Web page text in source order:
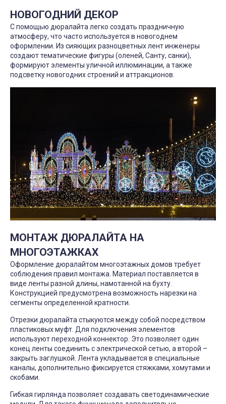
НОВОГОДНИЙ ДЕКОР
С помощью дюралайта легко создать праздничную
атмосферу, что часто используется в новогоднем
оформлении. Из сияющих разноцветных лент инженеры
создают тематические фигуры (оленей, Санту, санки),
формируют элементы уличной иллюминации, а также
подсветку новогодних строений и аттракционов.
МОНТАЖ ДЮРАЛАЙТА НА
МНОГОЭТАЖКАХ
Оформление дюралайтом многоэтажных домов требует
соблюдения правил монтажа. Материал поставляется в
виде ленты разной длины, намотанной на бухту.
Конструкцией предусмотрена возможность нарезки на
сегменты определенной кратности.
Отрезки дюралайта стыкуются между собой посредством
пластиковых муфт. Для подключения элементов
используют переходной коннектор. Это позволяет один
конец ленты соединить с электрической сетью, а второй –
закрыть заглушкой. Лента укладывается в специальные
каналы, дополнительно фиксируется стяжками, хомутами и
скобами.
Гибкая гирлянда позволяет создавать светодинамические